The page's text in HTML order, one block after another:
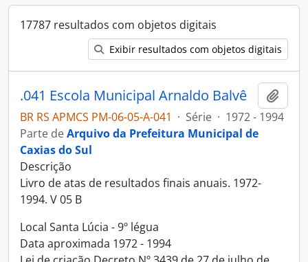
17787 resultados com objetos digitais
Exibir resultados com objetos digitais
.041 Escola Municipal Arnaldo Balvê
BR RS APMCS PM-06-05-A-041 · Série · 1972 - 1994
Parte deArquivo da Prefeitura Municipal de
Caxias do Sul
Descrição
Livro de atas de resultados finais anuais. 1972-
1994. V 05 B
Local Santa Lúcia - 9º légua
Data aproximada 1972 - 1994